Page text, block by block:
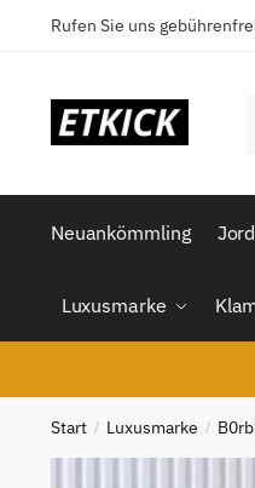
Rufen Sie uns
Neuankömmling
Luxusmarke
Start / Luxusmarke /